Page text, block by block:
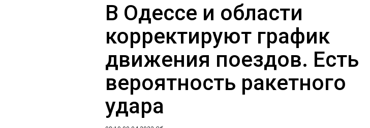
В Одессе и области
корректируют график
движения поездов. Есть
вероятность ракетного
удара